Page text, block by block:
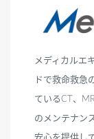
メディカルエ
ドで救命救急
ているCT、
のメンテナン